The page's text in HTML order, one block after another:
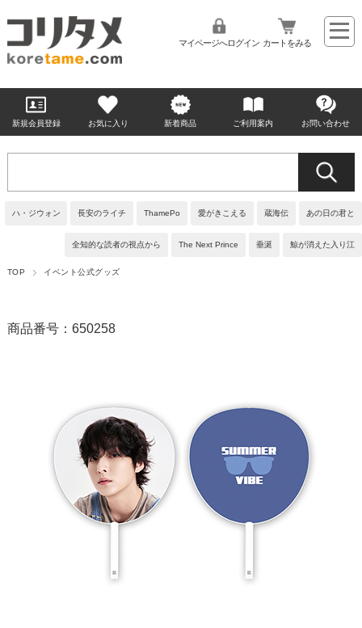
マイページへログイン カートをみる
新規会員登録 お気に入り 新着商品 ご利用案内 お問い合わせ
ハ・ジウォン 長安のライチ ThamePo 愛がきこえる 蔵海伝 あの日の君と
全知的な読者の視点から The Next Prince 垂涎 鯨が消えた入り江
TOP イベント公式グッズ
商品番号：650258